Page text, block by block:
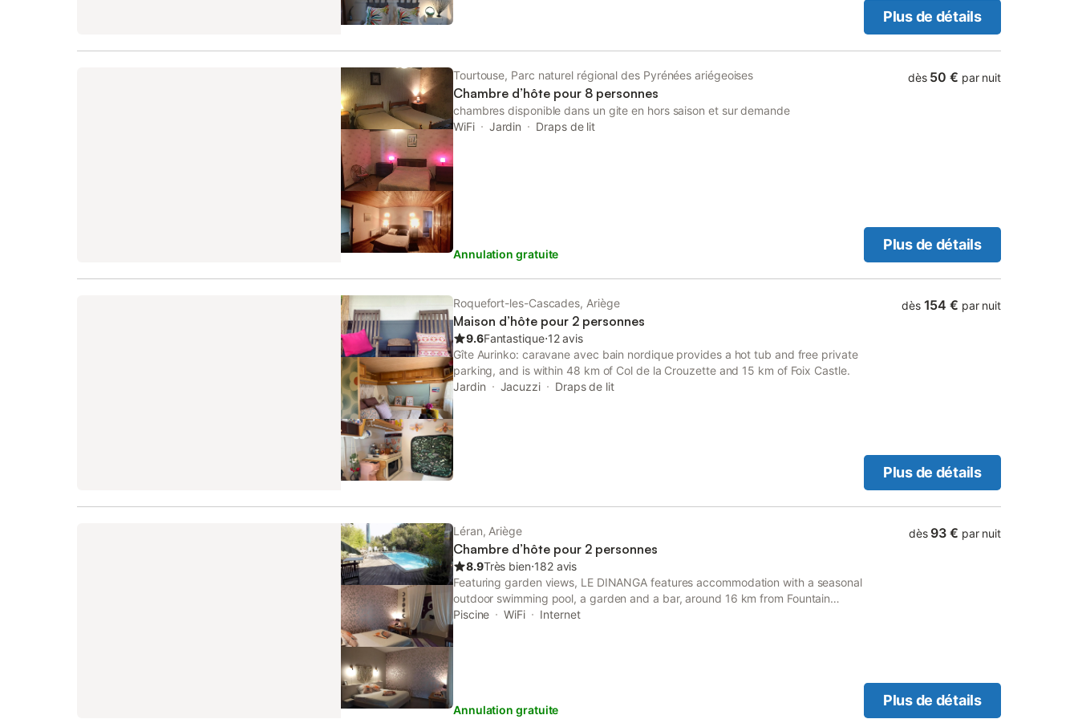
mis à disposition. Interdit de fumer dans la chambre.
Plus de détails
Tourtouse, Parc naturel régional des Pyrénées ariégeoises
Chambre d’hôte pour 8 personnes
chambres disponible dans un gite en hors saison et sur demande
WiFi
Jardin Draps de lit
Annulation gratuite
dès 50 € par nuit
Plus de détails
Roquefort-les-Cascades, Ariège
Maison d’hôte pour 2 personnes
9.6Fantastique⋅12 avis
Gîte Aurinko: caravane avec bain nordique provides a hot tub and free private
parking, and is within 48 km of Col de la Crouzette and 15 km of Foix Castle.
Jardin
Jacuzzi Draps de lit
dès 154 € par nuit
Plus de détails
Léran, Ariège
Chambre d’hôte pour 2 personnes
8.9Très bien⋅182 avis
Featuring garden views, LE DINANGA features accommodation with a seasonal
outdoor swimming pool, a garden and a bar, around 16 km from Fountain
Fontestorbes.
Piscine WiFi Internet
Annulation gratuite
dès 93 € par nuit
Plus de détails